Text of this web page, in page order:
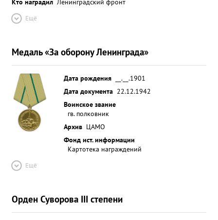
Ещё
Медаль «За оборону Ленинграда»
Дата рождения
__.__.1901
Дата документа 22.12.1942
Воинское звание
гв. полковник
Архив ЦАМО
Фонд ист. информации
Картотека награждений
Ещё
Орден Суворова III степени